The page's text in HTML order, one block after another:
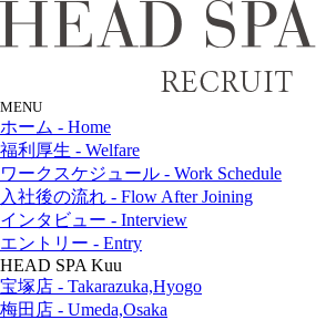
MENU
ホーム - Home
福利厚生 - Welfare
ワークスケジュール - Work Schedule
入社後の流れ - Flow After Joining
インタビュー - Interview
エントリー - Entry
HEAD SPA Kuu
宝塚店 - Takarazuka,Hyogo
梅田店 - Umeda,Osaka